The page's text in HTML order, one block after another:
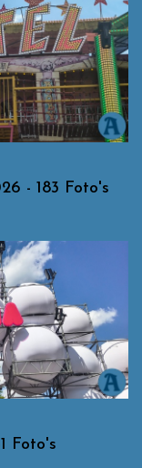
- 183 Foto's
Foto's